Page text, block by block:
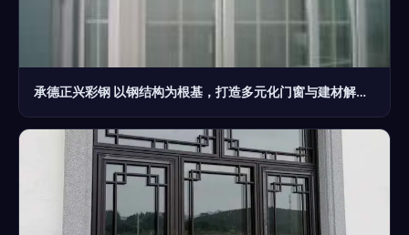
承德正兴彩钢 以钢结构为根基，打造多元化门窗与建材解决方案